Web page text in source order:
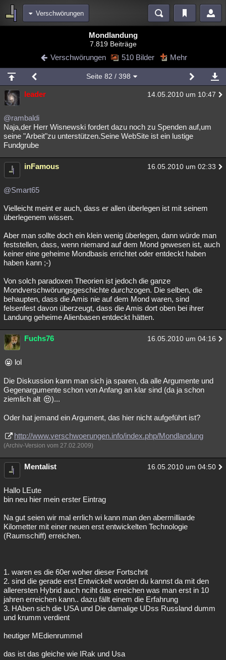
Verschwörungen
Blogs Videos
Chat Wiki Neuigkeiten
meine Rubriken
Menschen Mystery Kriminalfälle
Spiritualität
Natur Umfragen Unterhaltung
weitere Rubriken
Philosophie Träume Literatur
Astronomie
Musik Clash Verbesserungen Allmystery English
Übersichten
Besucht Teilgenommen Alle Neue Geschlossen
Lesenswert Schlüsselwörter
Mondlandung
7.819 Beiträge
Verschwörungen 510 Bilder Mehr
Seite 82 / 398
leader 14.05.2010 um 10:47
@rambaldi
Naja,der Herr Wisnewski fordert dazu noch zu Spenden auf,um
seine "Arbeit"zu unterstützen.Seine WebSite ist ein lustige
Fundgrube
inFamous 16.05.2010 um 02:33
@Smart65
Vielleicht meint er auch, dass er allen überlegen ist mit seinem
überlegenem wissen.
Aber man sollte doch ein klein wenig überlegen, dann würde man
feststellen, dass, wenn niemand auf dem Mond gewesen ist, auch
keiner eine geheime Mondbasis errichtet oder entdeckt haben
haben kann ;-)
Von solch paradoxen Theorien ist jedoch die ganze
Mondverschwörungsgeschichte durchzogen. Die selben, die
behaupten, dass die Amis nie auf dem Mond waren, sind
felsenfest davon überzeugt, dass die Amis dort oben bei ihrer
Landung geheime Alienbasen entdeckt hätten.
Fuchs76 16.05.2010 um 04:16
lol
Die Diskussion kann man sich ja sparen, da alle Argumente und
Gegenargumente schon von Anfang an klar sind (da ja schon
ziemlich alt
)...
Oder hat jemand ein Argument, das hier nicht aufgeführt ist?
http://www.verschwoerungen.info/index.php/Mondlandung
(Archiv-Version vom 27.02.2009)
Mentalist 16.05.2010 um 04:50
Hallo LEute
bin neu hier mein erster Eintrag
Na gut seien wir mal errlich wi kann man den abermilliarde
Kilometter mit einer neuen erst entwickelten Technologie
(Raumschiff) erreichen.
1. waren es die 60er woher dieser Fortschrit
2. sind die gerade erst Entwickelt worden du kannst da mit den
allerersten Hybrid auch nciht das erreichen was man erst in 10
jahren erreichen kann.. dazu fällt einem die Erfahrung
3. HAben sich die USA und Die damalige UDss Russland dumm
und krumm verdient
heutiger MEdienrummel
das ist das gleiche wie IRak und Usa